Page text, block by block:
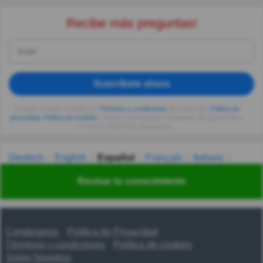
Revisar tu conocimiento
Recibe más preguntas!
Suscríbete ahora
privacidad
Deutsch English Español Français
Italiano
Українська हिन्दी 한국어 汉语
Contáctanos
Política de Privacidad
Términos y condiciones